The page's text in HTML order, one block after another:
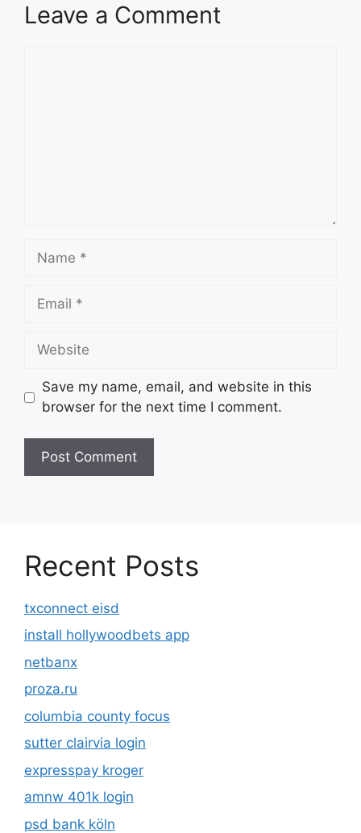
Leave a Comment
Name
Email
Website
Save my name, email, and website in this
browser for the next time I comment.
Recent Posts
txconnect eisd
install hollywoodbets app
netbanx
proza.ru
columbia county focus
sutter clairvia login
expresspay kroger
amnw 401k login
psd bank köln